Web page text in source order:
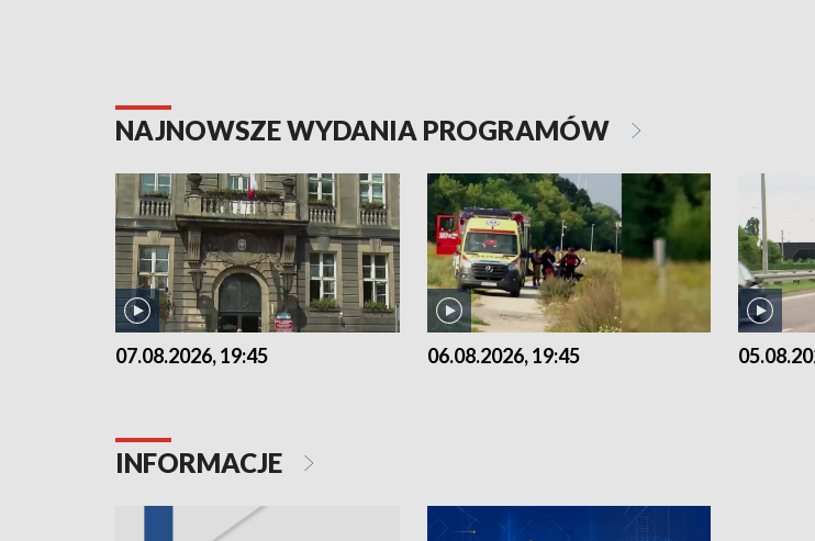
NAJNOWSZE WYDANIA PROGRAMÓW
07.08.2026, 19:45 06.08.2026, 19:45
INFORMACJE